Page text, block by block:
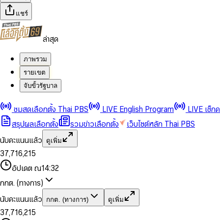
แชร์
ล่าสุด
ภาพรวม
รายเขต
จับขั้วรัฐบาล
ชมสดเลือกตั้ง Thai PBS LIVE English Program
LIVE เช็ก
สรุปผลเลือกตั้ง
รวมข่าวเลือกตั้ง
เว็บไซต์หลัก Thai PBS
นับคะแนนแล้ว
ดูเพิ่ม
0
1
2
3
4
5
6
8
9
2
3
4
5
6
7
8
9
,
0
2
4
6
7
8
9
0
1
2
3
4
5
6
7
8
1
3
5
6
7
8
9
,
1
2
4
5
7
8
9
0
1
3
4
6
7
8
0
2
3
4
5
7
8
อัปเดต ณ14:32
กกต. (ทางการ)
นับคะแนนแล้ว
กกต. (ทางการ) ดูเพิ่ม
0
1
2
3
0
1
2
4
5
6
7,
0
1
2
4
6
7
0
1
0
1
3
5
6,
1
2
0
1
0
2
3
4
5